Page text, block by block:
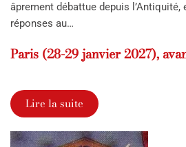
âprement débattue depuis
réponses au…
Paris (28-29 janvier 2027),
Lire la suite